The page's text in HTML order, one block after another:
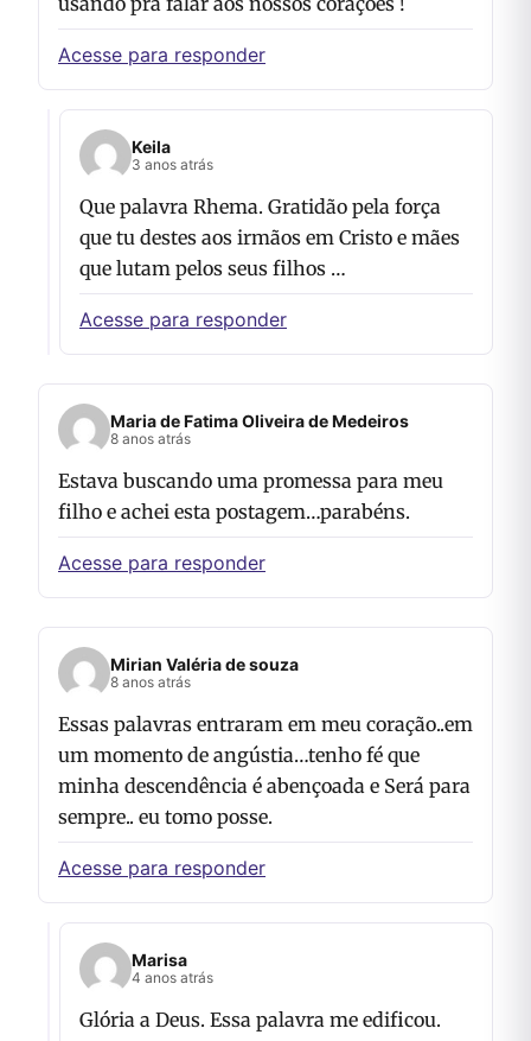
Acesse para responder
Keila
3 anos atrás
Que palavra Rhema. Gratidão pela força
que tu destes aos irmãos em Cristo e mães
que lutam pelos seus filhos …
Acesse para responder
Maria de Fatima Oliveira de Medeiros
8 anos atrás
Estava buscando uma promessa para meu
filho e achei esta postagem…parabéns.
Acesse para responder
Mirian Valéria de souza
8 anos atrás
Essas palavras entraram em meu coração..em
um momento de angústia…tenho fé que
minha descendência é abençoada e Será para
sempre.. eu tomo posse.
Acesse para responder
Marisa
4 anos atrás
Glória a Deus. Essa palavra me edificou.